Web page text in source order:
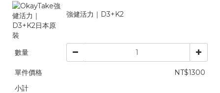
強健活力｜D3+K2
數量
單件價格
NT$1300
小計